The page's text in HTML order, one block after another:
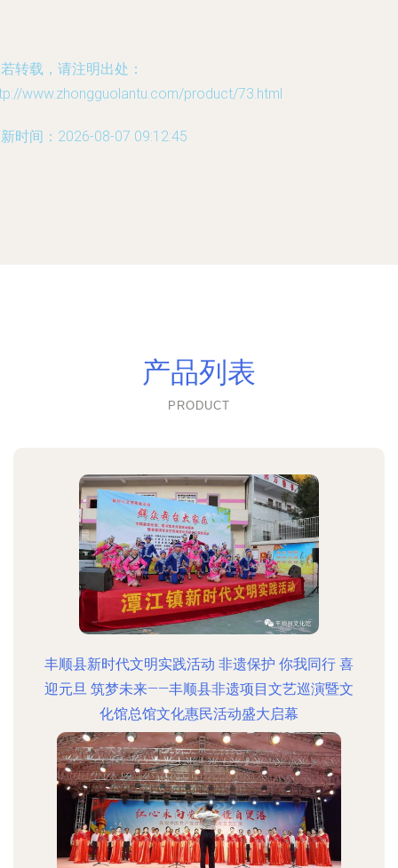
转载，请注明出处：
www.zhongguolantu.com/product/73.html
时间：2026-08-07 09:12:45
产品列表
PRODUCT
丰顺县新时代文明实践活动 非遗保护 你我同行 喜
迎元旦 筑梦未来——丰顺县非遗项目文艺巡演暨文
化馆总馆文化惠民活动盛大启幕